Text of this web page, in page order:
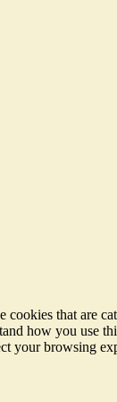
that are
how you use
your browsing